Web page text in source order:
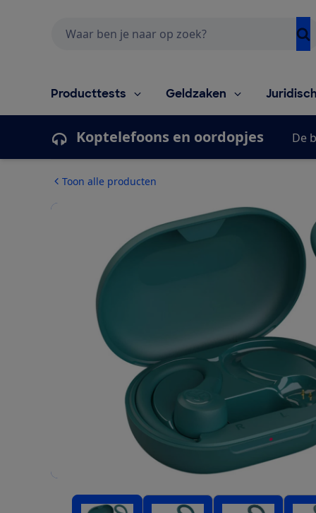
Producttests Geldzaken
Koptelefoons en oordopjes De
Toon alle producten